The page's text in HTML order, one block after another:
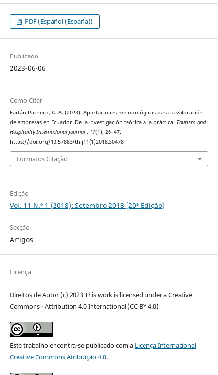
PDF (Español (España))
Publicado
2023-06-06
Como Citar
Farfán Pacheco, G. A. (2023). Aportaciones metodológicas para la valoración
de empresas en Ecuador. De la investigación teórica a la práctica. Tourism and
Hospitality International Journal , 11(1), 26–47.
https://doi.org/10.57883/thij11(1)2018.30478
Formatos Citação
Edição
Vol. 11 N.º 1 (2018): Setembro 2018 [20ª Edição]
Secção
Artigos
Licença
Direitos de Autor (c) 2023 This work is licensed under a Creative
Commons - Attribution 4.0 International (CC BY 4.0)
Este trabalho encontra-se publicado com a Licença Internacional
Creative Commons Atribuição 4.0.